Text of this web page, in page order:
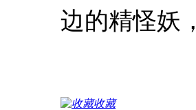
边的精怪妖
收藏